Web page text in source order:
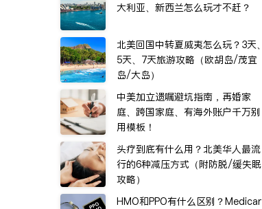
大利亚、新西兰怎么玩才不赶？
北美回国中转夏威夷怎么玩？3天、
5天、7天旅游攻略（欧胡岛/茂宜
岛/大岛）
中美加立遗嘱避坑指南，再婚家
庭、跨国家庭、有海外账户千万别
用模板！
头疗到底有什么用？北美华人最流
行的6种减压方式（附防脱/缓失眠
攻略）
HMO和PPO有什么区别？Medicar